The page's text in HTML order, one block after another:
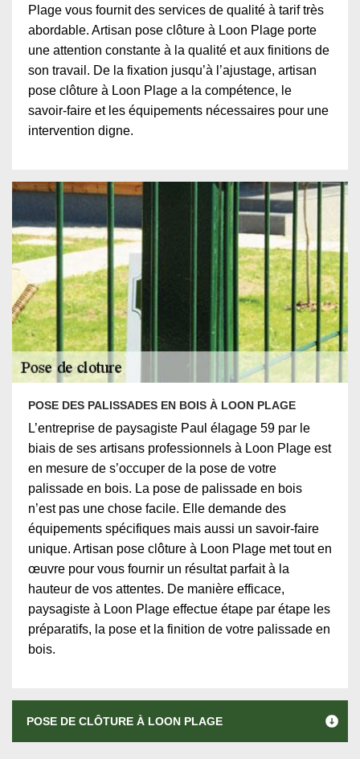
Plage vous fournit des services de qualité à tarif très
abordable. Artisan pose clôture à Loon Plage porte
une attention constante à la qualité et aux finitions de
son travail. De la fixation jusqu’à l’ajustage, artisan
pose clôture à Loon Plage a la compétence, le
savoir-faire et les équipements nécessaires pour une
intervention digne.
POSE DES PALISSADES EN BOIS À LOON PLAGE
L’entreprise de paysagiste Paul élagage 59 par le
biais de ses artisans professionnels à Loon Plage est
en mesure de s’occuper de la pose de votre
palissade en bois. La pose de palissade en bois
n’est pas une chose facile. Elle demande des
équipements spécifiques mais aussi un savoir-faire
unique. Artisan pose clôture à Loon Plage met tout en
œuvre pour vous fournir un résultat parfait à la
hauteur de vos attentes. De manière efficace,
paysagiste à Loon Plage effectue étape par étape les
préparatifs, la pose et la finition de votre palissade en
bois.
POSE DE CLÔTURE À LOON PLAGE